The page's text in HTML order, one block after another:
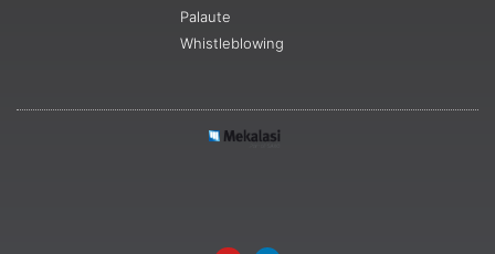
Palaute
Whistleblowing